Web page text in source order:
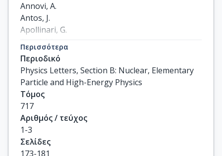
Annovi, A.
Antos, J.
Apollinari, G.
Appel, J.A.
Arisawa, T.
Artikov, A.
Asaadi, J.
Ashmanskas, W.
Auerbach, B.
Aurisano, A.
Azfar, F.
Badgett, W.
Bae, T.
Περισσότερα
Περιοδικό
Physics Letters, Section B: Nuclear, Elementary
Particle and High-Energy Physics
Τόμος
717
Αριθμός / τεύχος
1-3
Σελίδες
173-181